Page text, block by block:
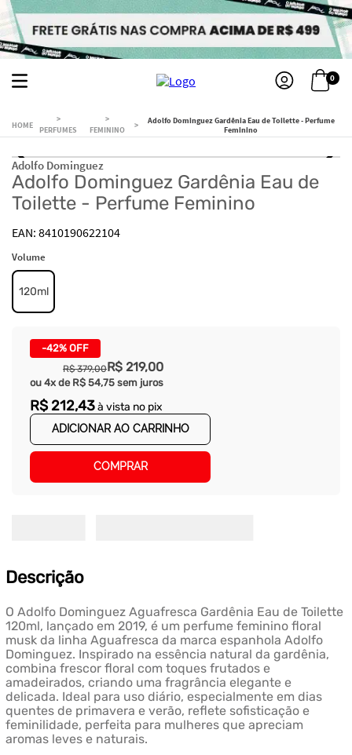
0
PERFUMES FEMININO
Adolfo Dominguez Gardênia Eau de Toilette - Perfume
Feminino
Adolfo Dominguez
Adolfo Dominguez Gardênia Eau de
Toilette - Perfume Feminino
8410190622104
Volume
120ml
-42% OFF
R$ 219,00
R$ 379,00
ou 4x de R$ 54,75 sem juros
R$ 212,43à vista no pix
ADICIONAR AO CARRINHO
COMPRAR
Descrição
O Adolfo Dominguez Aguafresca Gardênia Eau de Toilette
120ml, lançado em 2019, é um perfume feminino floral
musk da linha Aguafresca da marca espanhola Adolfo
Dominguez. Inspirado na essência natural da gardênia,
combina frescor floral com toques frutados e
amadeirados, criando uma fragrância elegante e
delicada. Ideal para uso diário, especialmente em dias
quentes de primavera e verão, reflete sofisticação e
feminilidade, perfeita para mulheres que apreciam
aromas leves e naturais.